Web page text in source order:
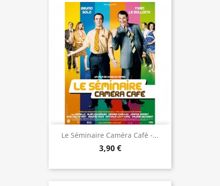
Le Séminaire Caméra Café -...
3,90 €